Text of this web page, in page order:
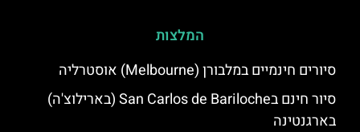
המלצות
סיורים חינמיים במלבורן (Melbourne) אוסטרליה
סיור חינם בSan Carlos de Bariloche (בארילוצ'ה)
בארגנטינה